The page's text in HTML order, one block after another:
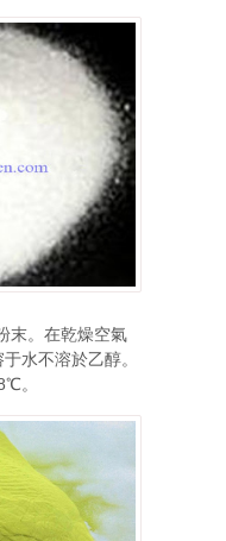
末。在乾燥空氣
水不溶於乙醇。
。